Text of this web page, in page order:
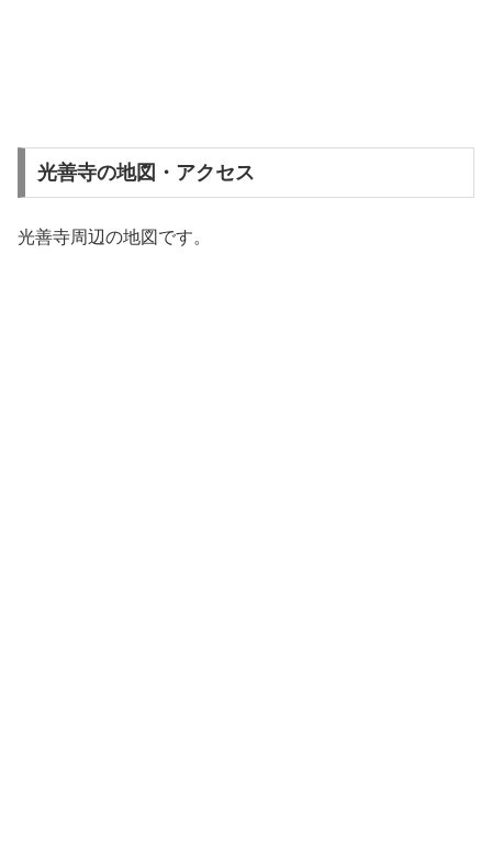
光善寺の地図・アクセス
光善寺周辺の地図です。